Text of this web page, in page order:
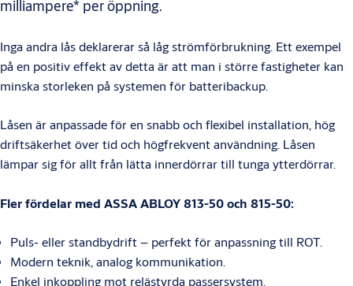
milliampere* per öppning.
Inga andra lås deklarerar så låg strömförbrukning. Ett exempel
på en positiv effekt av detta är att man i större fastigheter kan
minska storleken på systemen för batteribackup.
Låsen är anpassade för en snabb och flexibel installation, hög
driftsäkerhet över tid och högfrekvent användning. Låsen
lämpar sig för allt från lätta innerdörrar till tunga ytterdörrar.
Fler fördelar med ASSA ABLOY 813-50 och 815-50:
Puls- eller standbydrift – perfekt för anpassning till ROT.
Modern teknik, analog kommunikation.
Enkel inkoppling mot relästyrda passersystem.